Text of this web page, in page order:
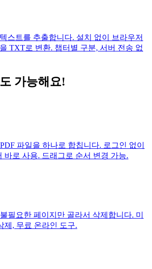
스트를 추출합니다. 설치 없이 브라우저
TXT로 변환. 챕터별 구분, 서버 전송 없
가능해요!
파일을 하나로 합칩니다. 로그인 없이
바로 사용. 드래그로 순서 변경 가능.
필요한 페이지만 골라서 삭제합니다. 미
제, 무료 온라인 도구.